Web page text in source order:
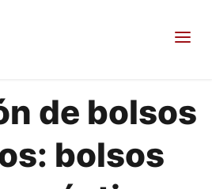
de bolsos
bolsos